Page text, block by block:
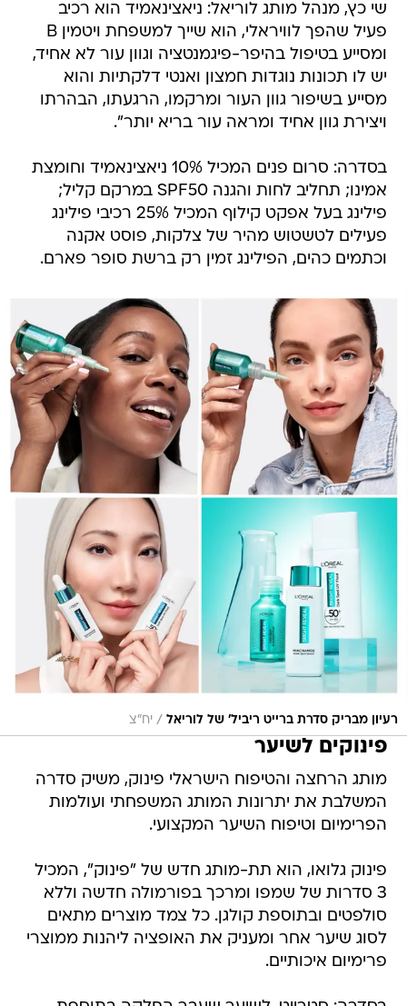
שי כץ, מנהל מותג לוריאל: ניאצינאמיד הוא רכיב
פעיל שהפך לוויראלי, הוא שייך למשפחת ויטמין B
ומסייע בטיפול בהיפר-פיגמנטציה וגוון עור לא אחיד,
יש לו תכונות נוגדות חמצון ואנטי דלקתיות והוא
מסייע בשיפור גוון העור ומרקמו, הרגעתו, הבהרתו
ויצירת גוון אחיד ומראה עור בריא יותר".
בסדרה: סרום פנים המכיל 10% ניאצינאמיד וחומצת
אמינו; תחליב לחות והגנה SPF50 במרקם קליל;
פילינג בעל אפקט קילוף המכיל 25% רכיבי פילינג
פעילים לטשטוש מהיר של צלקות, פוסט אקנה
וכתמים כהים, הפילינג זמין רק ברשת סופר פארם.
רעיון מבריק סדרת ברייט ריביל' של לוריאל / יח"צ
פינוקים לשיער
מותג הרחצה והטיפוח הישראלי פינוק, משיק סדרה
המשלבת את יתרונות המותג המשפחתי ועולמות
הפרימיום וטיפוח השיער המקצועי.
פינוק גלואו, הוא תת-מותג חדש של "פינוק", המכיל
3 סדרות של שמפו ומרכך בפורמולה חדשה וללא
סולפטים ובתוספת קולגן. כל צמד מוצרים מתאים
לסוג שיער אחר ומעניק את האופציה ליהנות ממוצרי
פרימיום איכותיים.